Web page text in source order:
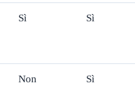
Sì Sì
Non
Sì